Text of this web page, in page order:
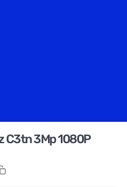
C3tn 3Mp 1080P